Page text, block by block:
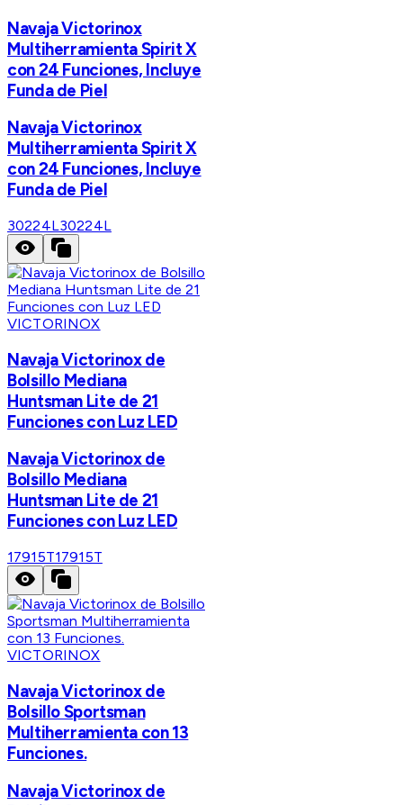
Navaja Victorinox
Multiherramienta Spirit X
con 24 Funciones, Incluye
Funda de Piel
Navaja Victorinox
Multiherramienta Spirit X
con 24 Funciones, Incluye
Funda de Piel
30224L30224L
VICTORINOX
Navaja Victorinox de
Bolsillo Mediana
Huntsman Lite de 21
Funciones con Luz LED
Navaja Victorinox de
Bolsillo Mediana
Huntsman Lite de 21
Funciones con Luz LED
17915T17915T
VICTORINOX
Navaja Victorinox de
Bolsillo Sportsman
Multiherramienta con 13
Funciones.
Navaja Victorinox de